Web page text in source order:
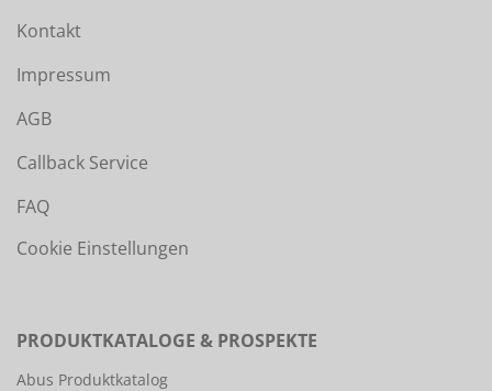
Kontakt
Impressum
AGB
Callback Service
FAQ
Cookie Einstellungen
PRODUKTKATALOGE & PROSPEKTE
Abus Produktkatalog